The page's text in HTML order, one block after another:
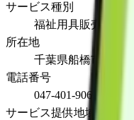
サービス種別
福祉用具販売
所在地
千葉県船橋市栄町1-
電話番号
047-401-9064
サービス提供地域